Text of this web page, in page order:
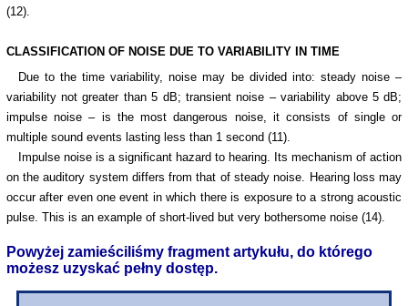
(12).
CLASSIFICATION OF NOISE DUE TO VARIABILITY IN TIME
Due to the time variability, noise may be divided into: steady noise –
variability not greater than 5 dB; transient noise – variability above 5 dB;
impulse noise – is the most dangerous noise, it consists of single or
multiple sound events lasting less than 1 second (11).
Impulse noise is a significant hazard to hearing. Its mechanism of action
on the auditory system differs from that of steady noise. Hearing loss may
occur after even one event in which there is exposure to a strong acoustic
pulse. This is an example of short-lived but very bothersome noise (14).
Powyżej zamieściliśmy fragment artykułu, do którego
możesz uzyskać pełny dostęp.